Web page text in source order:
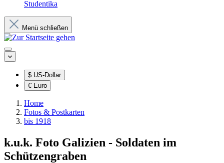
Studentika
Menü schließen
$ US-Dollar
€ Euro
Home
Fotos & Postkarten
bis 1918
k.u.k. Foto Galizien - Soldaten im
Schützengraben